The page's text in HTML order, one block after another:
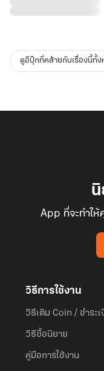
ดูอีบุ๊กที่คล้ายกับเรื่องนี้ทั้ง
นิ
App ที่จะทำใ
วิธีการใช้งาน
วิธีเติม Coin / ชำระเ
วิธีซื้อนิยาย
คู่มือการใช้งาน